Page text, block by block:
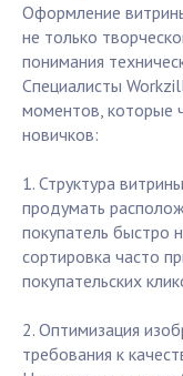
Оформление
не только
понимания
Специалисты
моментов, которые
новичков:
1. Структура
продумать
покупатель быстро
сортировка часто
покупательских
2. Оптимизация
требования к